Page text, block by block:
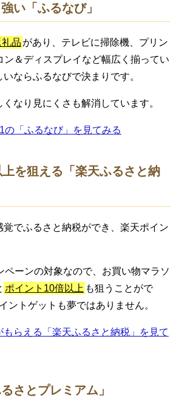
い「ふるなび」
品 があり、テレビに掃除機、プリン
ン＆ディスプレイなど幅広く揃ってい
ならふるなびで決まりです。
なり見にくさも解消しています。
の「ふるなび」を見てみる
を狙える「楽天ふるさと納
でふるさと納税ができ、楽天ポイン
ペーンの対象なので、お買い物マラソ
ポイント10倍以上 も狙うことがで
ントゲットも夢ではありません。
もらえる「楽天ふるさと納税」を見て
さとプレミアム」